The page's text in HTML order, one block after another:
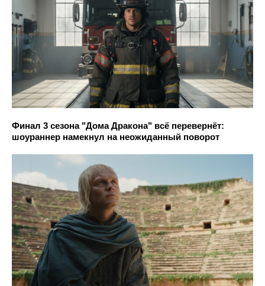
Финал 3 сезона "Дома Дракона" всё перевернёт:
шоураннер намекнул на неожиданный поворот